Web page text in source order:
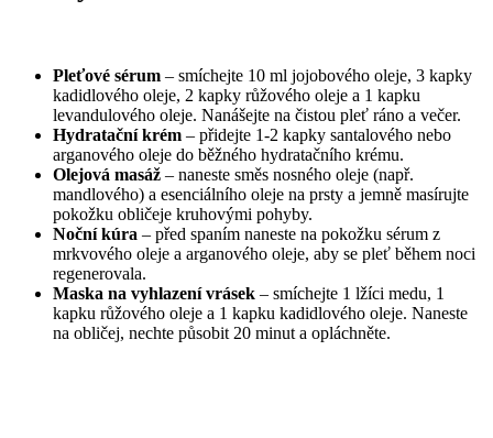
Pleťové sérum – smíchejte 10 ml jojobového oleje, 3 kapky
kadidlového oleje, 2 kapky růžového oleje a 1 kapku
levandulového oleje. Nanášejte na čistou pleť ráno a večer.
Hydratační krém – přidejte 1-2 kapky santalového nebo
arganového oleje do běžného hydratačního krému.
Olejová masáž – naneste směs nosného oleje (např.
mandlového) a esenciálního oleje na prsty a jemně masírujte
pokožku obličeje kruhovými pohyby.
Noční kúra – před spaním naneste na pokožku sérum z
mrkvového oleje a arganového oleje, aby se pleť během noci
regenerovala.
Maska na vyhlazení vrásek – smíchejte 1 lžíci medu, 1
kapku růžového oleje a 1 kapku kadidlového oleje. Naneste
na obličej, nechte působit 20 minut a opláchněte.